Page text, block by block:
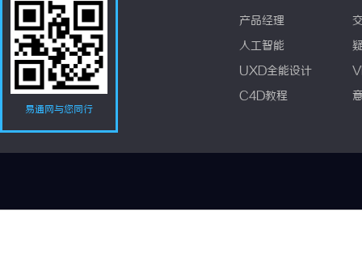
易通网与您同行
产品经理
人工智能
UXD全能设计
C4D教程